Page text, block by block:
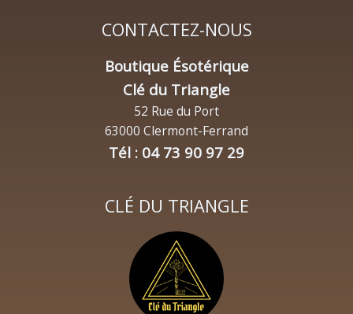
CONTACTEZ-NOUS
Boutique Ésotérique
Clé du Triangle
52 Rue du Port
63000 Clermont-Ferrand
Tél : 04 73 90 97 29
CLÉ DU TRIANGLE